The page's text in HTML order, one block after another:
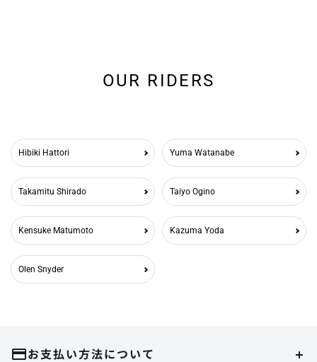
OUR RIDERS
Hibiki Hattori Yuma Watanabe
Takamitu Shirado Taiyo Ogino
Kensuke Matumoto Kazuma Yoda
Olen Snyder
お支払い方法について